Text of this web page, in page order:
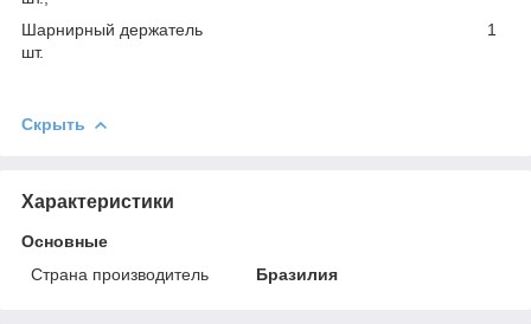
Шарнирный держатель 1
шт.
Скрыть
Характеристики
Основные
Страна производитель
Бразилия